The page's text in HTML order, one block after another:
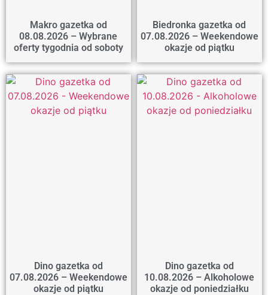
Makro gazetka od
08.08.2026 – Wybrane
oferty tygodnia od soboty
Biedronka gazetka od
07.08.2026 – Weekendowe
okazje od piątku
Dino gazetka od
07.08.2026 – Weekendowe
okazje od piątku
Dino gazetka od
10.08.2026 – Alkoholowe
okazje od poniedziałku